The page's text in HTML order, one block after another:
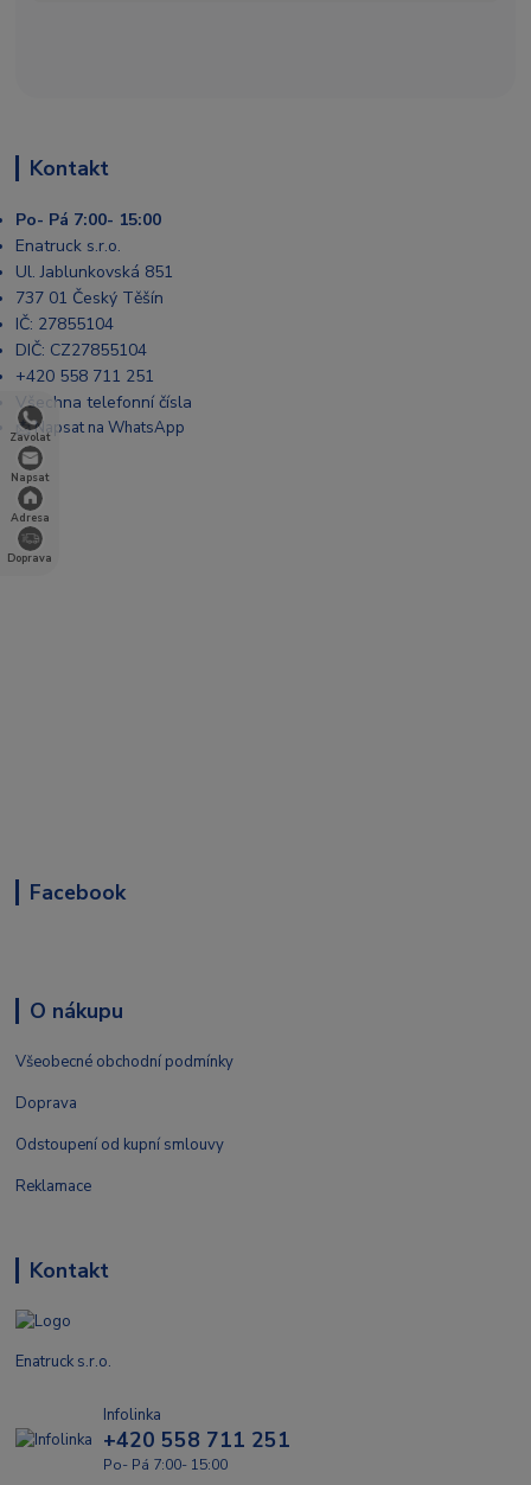
Zavolat
Napsat
Adresa
Doprava
Kontakt
Po- Pá 7:00- 15:00
Enatruck s.r.o.
Ul. Jablunkovská 851
737 01 Český Těšín
IČ: 27855104
DIČ: CZ27855104
+420 558 711 251
Všechna telefonní čísla
📩 Napsat na WhatsApp
Facebook
O nákupu
Všeobecné obchodní podmínky
Doprava
Odstoupení od kupní smlouvy
Reklamace
Kontakt
Enatruck s.r.o.
Infolinka
+420 558 711 251
Po- Pá 7:00- 15:00